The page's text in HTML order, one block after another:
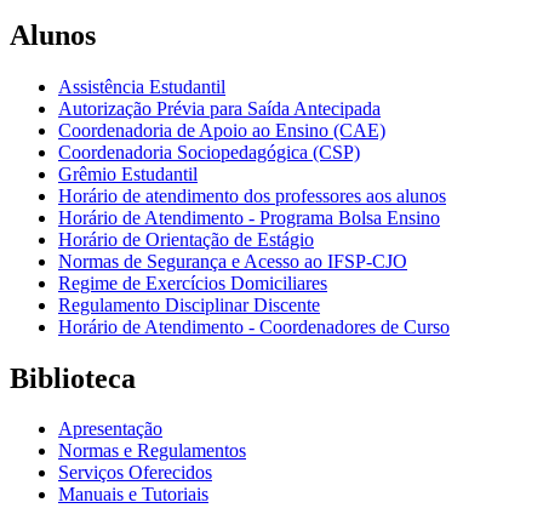
Alunos
Assistência Estudantil
Autorização Prévia para Saída Antecipada
Coordenadoria de Apoio ao Ensino (CAE)
Coordenadoria Sociopedagógica (CSP)
Grêmio Estudantil
Horário de atendimento dos professores aos alunos
Horário de Atendimento - Programa Bolsa Ensino
Horário de Orientação de Estágio
Normas de Segurança e Acesso ao IFSP-CJO
Regime de Exercícios Domiciliares
Regulamento Disciplinar Discente
Horário de Atendimento - Coordenadores de Curso
Biblioteca
Apresentação
Normas e Regulamentos
Serviços Oferecidos
Manuais e Tutoriais